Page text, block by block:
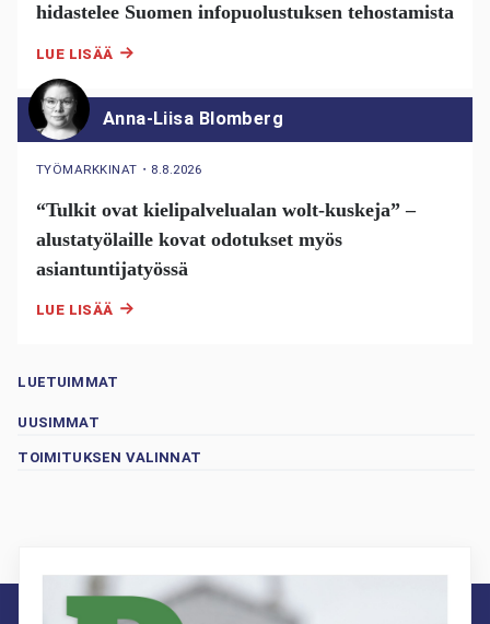
hidastelee Suomen infopuolustuksen tehostamista
LUE LISÄÄ
Anna-Liisa Blomberg
TYÖMARKKINAT ・ 8.8.2026
“Tulkit ovat kielipalvelualan wolt-kuskeja” –
alustatyölaille kovat odotukset myös
asiantuntijatyössä
LUE LISÄÄ
LUETUIMMAT
UUSIMMAT
TOIMITUKSEN VALINNAT